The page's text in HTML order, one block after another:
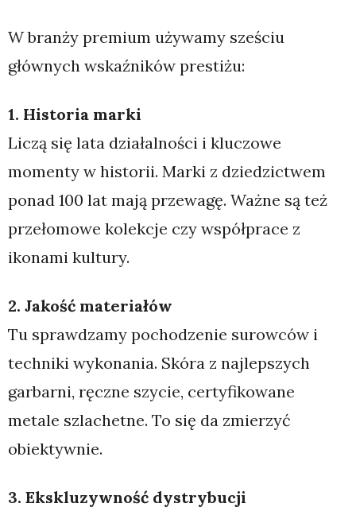
W branży premium używamy sześciu
głównych wskaźników prestiżu:
1. Historia marki
Liczą się lata działalności i kluczowe
momenty w historii. Marki z dziedzictwem
ponad 100 lat mają przewagę. Ważne są też
przełomowe kolekcje czy współprace z
ikonami kultury.
2. Jakość materiałów
Tu sprawdzamy pochodzenie surowców i
techniki wykonania. Skóra z najlepszych
garbarni, ręczne szycie, certyfikowane
metale szlachetne. To się da zmierzyć
obiektywnie.
3. Ekskluzywność dystrybucji